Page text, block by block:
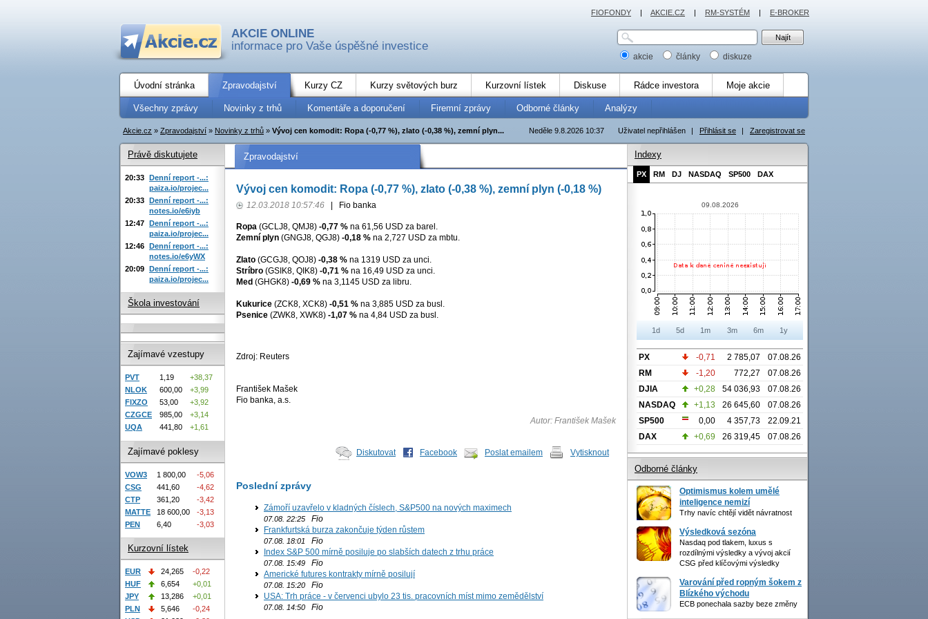
AKCIE ONLINE
informace pro Vaše úspěšné investice
akcie články diskuze
Úvodní stránka Zpravodajství Kurzy CZ Kurzy světových burz Kurzovní lístek Diskuse Rádce investora Moje akcie
Všechny zprávy Novinky z trhů Komentáře a doporučení Firemní zprávy Odborné články Analýzy
Uživatel nepřihlášen | Přihlásit se | Zaregistrovat se
Neděle 9.8.2026 10:37
Akcie.cz » Zpravodajství » Novinky z trhů » Vývoj cen komodit: Ropa (-0,77 %), zlato (-0,38 %), zemní plyn...
Zpravodajství
Vývoj cen komodit: Ropa (-0,77 %), zlato (-0,38 %), zemní plyn (-0,18 %)
12.03.2018 10:57:46 Fio banka
Ropa (GCLJ8, QMJ8) -0,77 % na 61,56 USD za barel.
Zemní plyn (GNGJ8, QGJ8) -0,18 % na 2,727 USD za mbtu.
Zlato (GCGJ8, QOJ8) -0,38 % na 1319 USD za unci.
Stríbro (GSIK8, QIK8) -0,71 % na 16,49 USD za unci.
Med (GHGK8) -0,69 % na 3,1145 USD za libru.
Kukurice (ZCK8, XCK8) -0,51 % na 3,885 USD za busl.
Psenice (ZWK8, XWK8) -1,07 % na 4,84 USD za busl.
Zdroj: Reuters
František Mašek
Fio banka, a.s.
Autor: František Mašek
Diskutovat Facebook Poslat emailem Vytisknout
Poslední zprávy
Zámoří uzavřelo v kladných číslech, S&P500 na nových maximech
07.08. 22:25 Fio
Frankfurtská burza zakončuje týden růstem
07.08. 18:01
Fio
Index S&P 500 mírně posiluje po slabších datech z trhu práce
07.08. 15:49 Fio
Americké futures kontrakty mírně posilují
07.08. 15:20 Fio
USA: Trh práce - v červenci ubylo 23 tis. pracovních míst mimo zemědělství
07.08. 14:50 Fio
Právě diskutujete
20:33 Denní report -...:
paiza.io/projec...
20:33 Denní report -...:
notes.io/e6iyb
12:47 Denní report -...:
paiza.io/projec...
12:46 Denní report -...:
notes.io/e6yWX
20:09 Denní report -...:
paiza.io/projec...
Škola investování
Zajímavé vzestupy
PVT 1,19
+38,37
NLOK
600,00
+3,99
FIXZO
53,00
+3,92
CZGCE
985,00
+3,14
UQA
441,80 +1,61
Zajímavé poklesy
VOW3 1 800,00
-5,06
CSG
441,60
-4,62
CTP
361,20
-3,42
MATTE
18 600,00
-3,13
PEN
6,40 -3,03
Kurzovní lístek
EUR 24,265
-0,22
HUF
6,654
+0,01
JPY
13,286
+0,01
PLN
5,646
-0,24
Indexy
PX RM DJ NASDAQ SP500 DAX
09.08.2026
1d 5d 1m 3m 6m 1y
PX -0,71 2 785,07
07.08.26
RM
-1,20 772,27
07.08.26
DJIA
+0,28 54 036,93
07.08.26
NASDAQ
+1,13 26 645,60
07.08.26
SP500
0,00 4 357,73
22.09.21
DAX
+0,69 26 319,45 07.08.26
Odborné články
Optimismus kolem umělé
inteligence nemizí
Trhy navíc chtějí vidět návratnost
Výsledková sezóna
Nasdaq pod tlakem, luxus s
rozdílnými výsledky a vývoj akcií
CSG před klíčovými výsledky
Varování před ropným šokem z
Blízkého východu
ECB ponechala sazby beze změny
FIOFONDY | AKCIE.CZ | RM-SYSTÉM | E-BROKER